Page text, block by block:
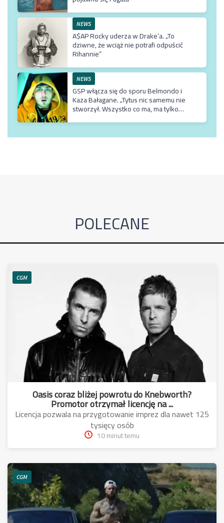
NEWS
A$AP Rocky uderza w Drake’a. „To
dziwne, że wciąż nie potrafi odpuścić
Rihannie”
NEWS
GSP włącza się do sporu Belmondo i
Kaza Bałagane. „Tytus nic samemu nie
stworzył. Wszystko co ma, ma tylko
TVN-ie”
POLECANE
CGM
Oasis coraz bliżej powrotu do Knebworth?
Promotor otrzymał licencję na ...
Licencja pozwala na przygotowanie imprez dla nawet 125
tysięcy osób
10 minut temu
CGM